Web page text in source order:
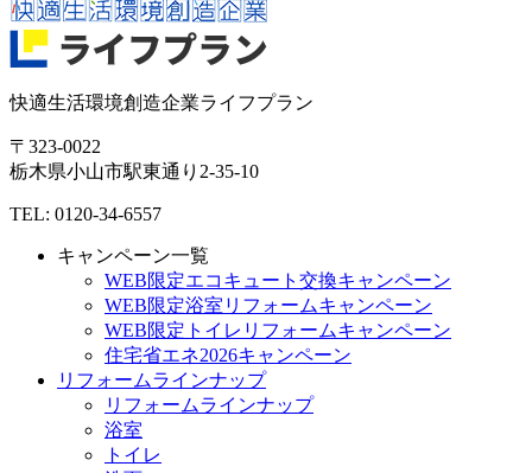
快適生活環境創造企業ライフプラン
〒323-0022
栃木県小山市駅東通り2-35-10
TEL: 0120-34-6557
キャンペーン一覧
WEB限定エコキュート交換キャンペーン
WEB限定浴室リフォームキャンペーン
WEB限定トイレリフォームキャンペーン
住宅省エネ2026キャンペーン
リフォームラインナップ
リフォームラインナップ
浴室
トイレ